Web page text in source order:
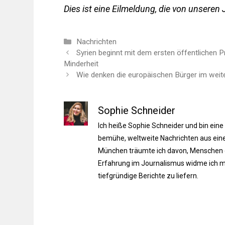
Dies ist eine Eilmeldung, die von
Kategorien
Nachrichten
Syrien beginnt mit dem ersten öffentlichen
Minderheit
Wie denken die europäischen Bürger im
Sophie Schneider
Ich heiße Sophie Schneider und bin
bemühe, weltweite Nachrichten aus
München träumte ich davon,
Erfahrung im Journalismus widme ich
tiefgründige Berichte zu liefern.